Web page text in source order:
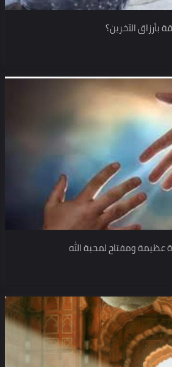
بأرزاق الآخرين؟
عظيمة ومفتاح لمحبة الله